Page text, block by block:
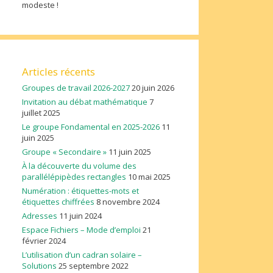
modeste !
Articles récents
Groupes de travail 2026-202720 juin 2026
Invitation au débat mathématique 7
juillet 2025
Le groupe Fondamental en 2025-2026 11
juin 2025
Groupe « Secondaire » 11 juin 2025
À la découverte du volume des
parallélépipèdes rectangles 10 mai 2025
Numération : étiquettes-mots et
étiquettes chiffrées 8 novembre 2024
Adresses 11 juin 2024
Espace Fichiers – Mode d’emploi 21
février 2024
L’utilisation d’un cadran solaire –
Solutions 25 septembre 2022